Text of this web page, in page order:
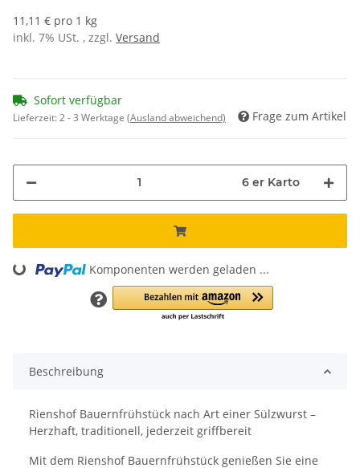
11,11 € pro 1 kg
inkl. 7% USt. , zzgl. Versand
Sofort verfügbar
Lieferzeit:2 - 3 Werktage (Ausland abweichend) Frage zum Artikel
6 er Karto
Loading... Komponenten werden geladen ...
Beschreibung
Rienshof Bauernfrühstück nach Art einer Sülzwurst –
Herzhaft, traditionell, jederzeit griffbereit
Mit dem Rienshof Bauernfrühstück genießen Sie eine